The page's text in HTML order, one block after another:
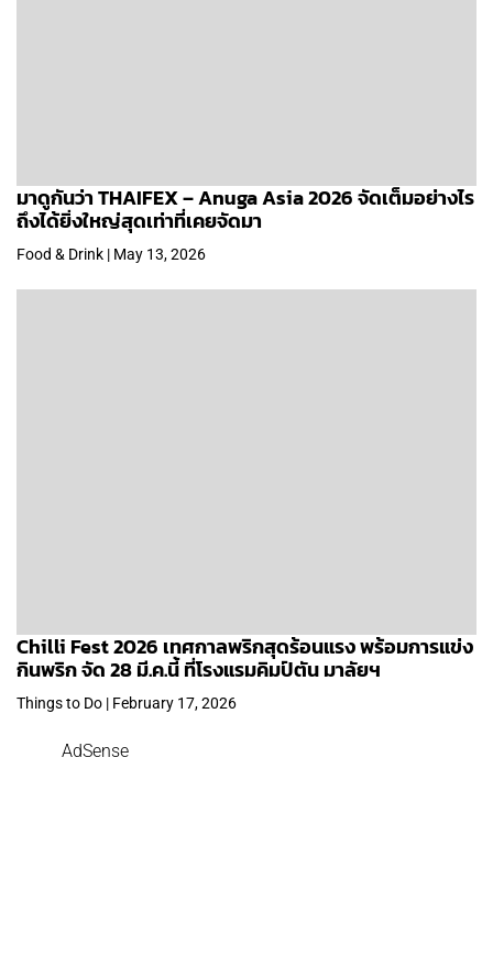
มาดูกันว่า THAIFEX – Anuga Asia 2026 จัดเต็มอย่างไร
ถึงได้ยิ่งใหญ่สุดเท่าที่เคยจัดมา
Food & Drink | May 13, 2026
Chilli Fest 2026 เทศกาลพริกสุดร้อนแรง พร้อมการแข่ง
กินพริก จัด 28 มี.ค.นี้ ที่โรงแรมคิมป์ตัน มาลัยฯ
Things to Do | February 17, 2026
AdSense